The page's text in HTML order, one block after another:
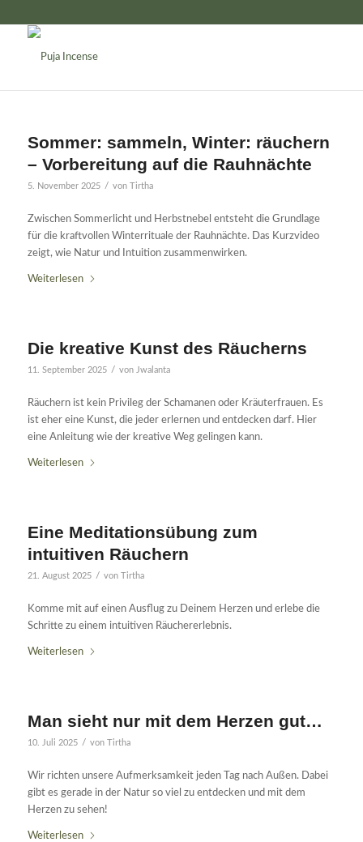
Sommer: sammeln, Winter: räuchern
– Vorbereitung auf die Rauhnächte
5. November 2025 / von Tirtha
Zwischen Sommerlicht und Herbstnebel entsteht die Grundlage
für die kraftvollen Winterrituale der Rauhnächte. Das Kurzvideo
zeigt, wie Natur und Intuition zusammenwirken.
Weiterlesen
Die kreative Kunst des Räucherns
11. September 2025 / von Jwalanta
Räuchern ist kein Privileg der Schamanen oder Kräuterfrauen. Es
ist eher eine Kunst, die jeder erlernen und entdecken darf. Hier
eine Anleitung wie der kreative Weg gelingen kann.
Weiterlesen
Eine Meditationsübung zum
intuitiven Räuchern
21. August 2025 / von Tirtha
Komme mit auf einen Ausflug zu Deinem Herzen und erlebe die
Schritte zu einem intuitiven Räuchererlebnis.
Weiterlesen
Man sieht nur mit dem Herzen gut…
10. Juli 2025 / von Tirtha
Wir richten unsere Aufmerksamkeit jeden Tag nach Außen. Dabei
gibt es gerade in der Natur so viel zu entdecken und mit dem
Herzen zu sehen!
Weiterlesen